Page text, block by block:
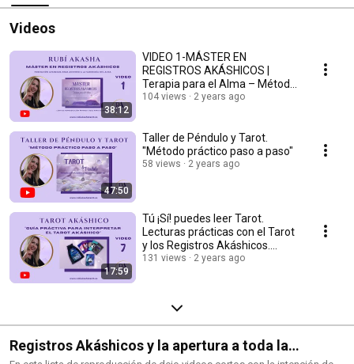
Videos
38:12
VIDEO 1-MÁSTER EN
REGISTROS AKÁSHICOS |
Terapia para el Alma – Método
Rubí Akasha
104 views 2 years ago
47:50
Taller de Péndulo y Tarot.
"Método práctico paso a paso"
58 views 2 years ago
17:59
Tú ¡Sí! puedes leer Tarot.
Lecturas prácticas con el Tarot
y los Registros Akáshicos.
Descúbrelo.
131 views 2 years ago
Registros Akáshicos y la apertura a toda la